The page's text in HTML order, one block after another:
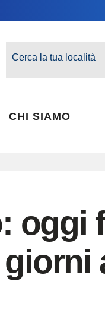
Cerca la tua località
CHI SIAMO
oggi